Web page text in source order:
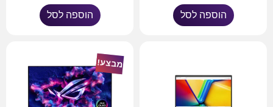
הוספה לסל הוספה לסל
מבצע!